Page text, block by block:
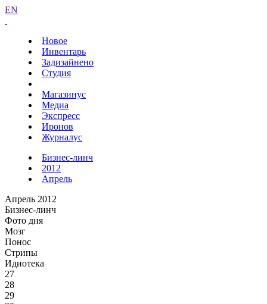
EN
Новое
Инвентарь
Задизайнено
Студия
Магазинус
Медиа
Экспресс
Иронов
Журналус
Бизнес-линч
2012
Апрель
Апрель 2012
Бизнес-линч
Фото дня
Мозг
Понос
Стрипы
Идиотека
27
28
29